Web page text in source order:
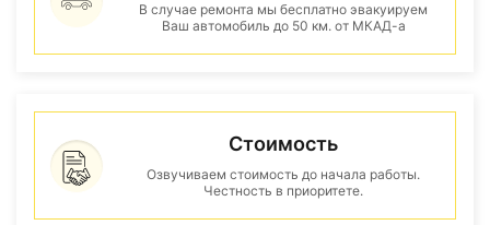
В случае ремонта мы бесплатно эвакуируем
Ваш автомобиль до 50 км. от МКАД-а
Стоимость
Озвучиваем стоимость до начала работы.
Честность в приоритете.